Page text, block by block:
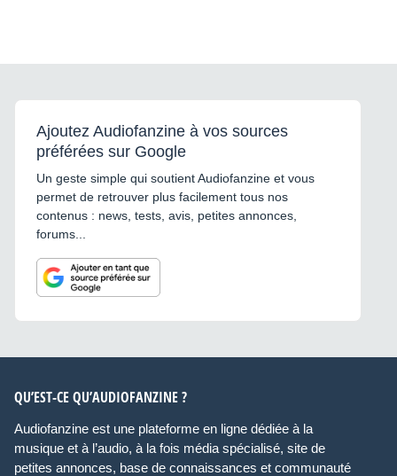
Ajoutez Audiofanzine à vos sources
préférées sur Google
Un geste simple qui soutient Audiofanzine et vous
permet de retrouver plus facilement tous nos
contenus : news, tests, avis, petites annonces,
forums...
QU’EST-CE QU’AUDIOFANZINE ?
Audiofanzine est une plateforme en ligne dédiée à la
musique et à l’audio, à la fois média spécialisé, site de
petites annonces, base de connaissances et communauté